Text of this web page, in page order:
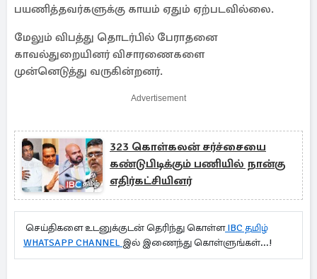
பயணித்தவர்களுக்கு காயம் ஏதும் ஏற்படவில்லை.
மேலும் விபத்து தொடர்பில் பேராதனை
காவல்துறையினர் விசாரணைகளை
முன்னெடுத்து வருகின்றனர்.
Advertisement
323 கொள்கலன் சர்ச்சையை
கண்டுபிடிக்கும் பணியில் நான்கு
எதிர்கட்சியினர்
செய்திகளை உடனுக்குடன் தெரிந்து கொள்ளIBC தமிழ்
WHATSAPP CHANNEL இல் இணைந்து கொள்ளுங்கள்...!